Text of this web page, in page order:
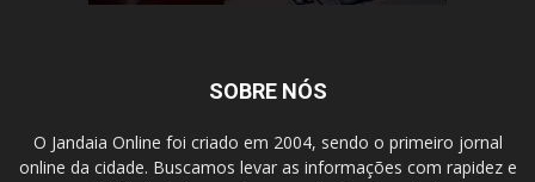
SOBRE NÓS
O Jandaia Online foi criado em 2004, sendo o primeiro jornal
online da cidade. Buscamos levar as informações com rapidez e